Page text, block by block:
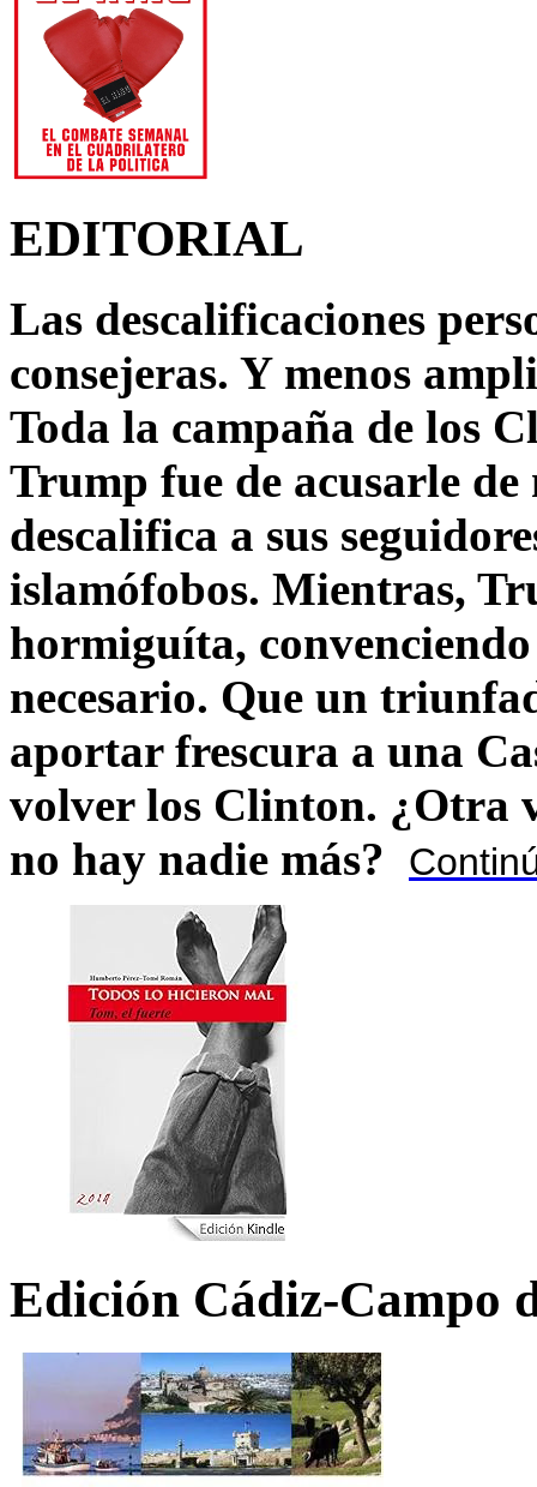
EDITORIAL
Las descalificaciones
consejeras. Y menos
Toda la campaña de los
Trump fue de acusarle
descalifica a sus
islamófobos. Mientras,
hormiguíta,
necesario. Que un
aportar frescura a una
volver los Clinton. ¿Otra
no hay nadie más?
Edición Cádiz-Campo